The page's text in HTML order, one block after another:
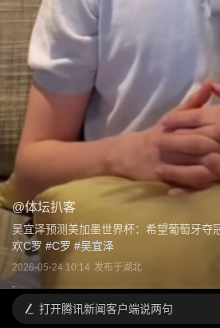
@体坛扒客
吴宜泽预测美加墨世界杯：希望葡萄牙夺
欢C罗 #C罗 #吴宜泽
2026-05-24 10:14 发布于湖北
打开腾讯新闻客户端说两句